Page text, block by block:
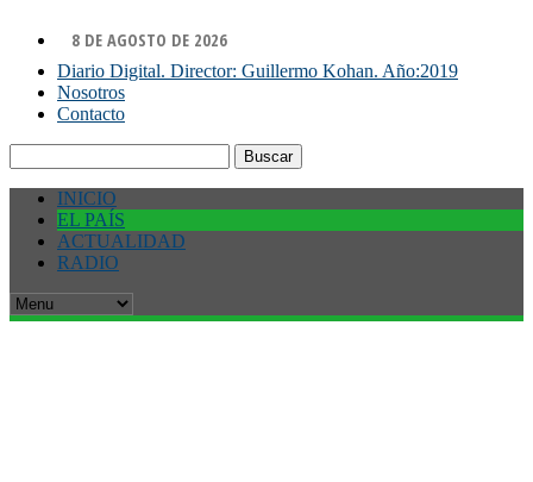
8 DE AGOSTO DE 2026
Diario Digital. Director: Guillermo Kohan. Año:2019
Nosotros
Contacto
INICIO
EL PAÍS
ACTUALIDAD
RADIO